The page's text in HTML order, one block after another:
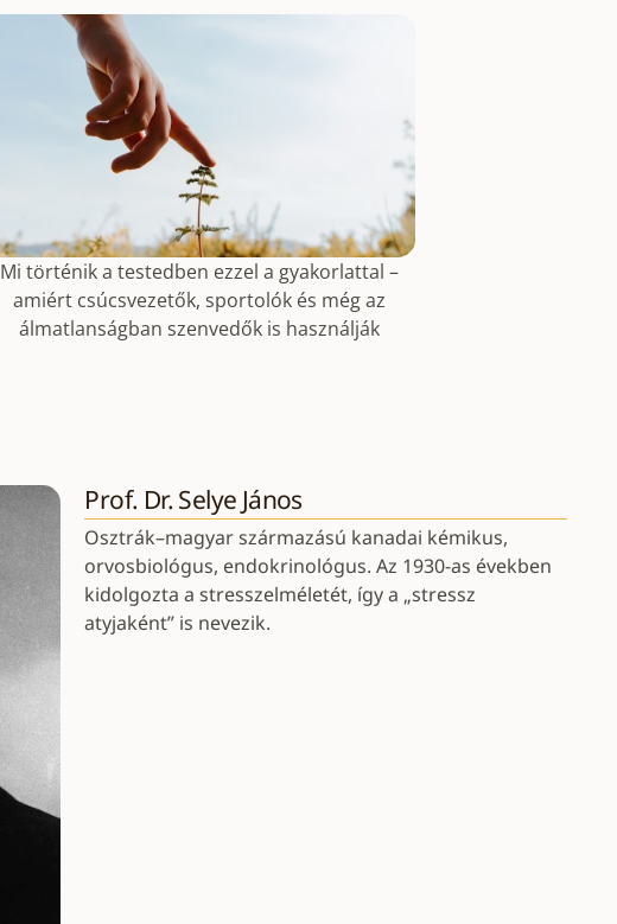
Mi történik a testedben ezzel a gyakorlattal –
amiért csúcsvezetők, sportolók és még az
álmatlanságban szenvedők is használják
Prof. Dr. Selye János
Osztrák–magyar származású kanadai kémikus,
orvosbiológus, endokrinológus. Az 1930-as években
kidolgozta a stresszelméletét, így a „stressz
atyjaként” is nevezik.